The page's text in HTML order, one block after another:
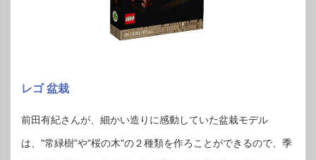
レゴ 盆栽
前田有紀さんが、細かい造りに感動していた盆栽モデル
は、"常緑樹"や"桜の木"の２種類を作ろことができるので、季